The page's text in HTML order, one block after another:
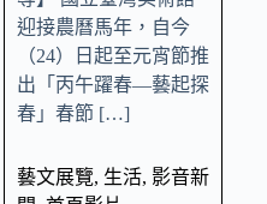
迎接農曆馬年，自今
（24）日起至元宵節推
出「丙午躍春—藝起探
春」春節 […]
藝文展覽, 生活, 影音新